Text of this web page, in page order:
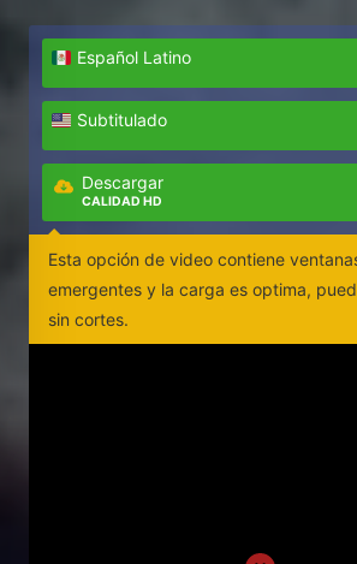
Español Latino
Subtitulado
Descargar
CALIDAD HD
Esta opción de video contiene
emergentes y la carga es optima,
sin cortes.